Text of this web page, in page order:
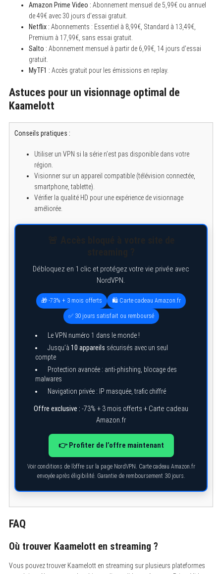
Amazon Prime Video : Abonnement mensuel de 5,99€ ou annuel
de 49€ avec 30 jours d’essai gratuit.
Netflix : Abonnements : Essentiel à 8,99€, Standard à 13,49€,
Premium à 17,99€, sans essai gratuit.
Salto : Abonnement mensuel à partir de 6,99€, 14 jours d’essai
gratuit.
MyTF1 : Accès gratuit pour les émissions en replay.
Astuces pour un visionnage optimal de
Kaamelott
Conseils pratiques :
Utiliser un VPN si la série n’est pas disponible dans votre
région.
Visionner sur un appareil compatible (télévision connectée,
smartphone, tablette).
Vérifier la qualité HD pour une expérience de visionnage
améliorée.
Débloquez en 1 clic et protégez votre vie privée avec
NordVPN.
🎁 -73% + 3 mois offerts 🛍️ Carte cadeau Amazon.fr
✅ 30 jours satisfait ou remboursé
Le VPN numéro 1 dans le monde !
Jusqu’à 10 appareils sécurisés avec un seul
compte
Protection avancée : anti-phishing, blocage des
malwares
Navigation privée : IP masquée, trafic chiffré
Offre exclusive : -73% + 3 mois offerts + Carte cadeau
Amazon.fr
👉 Profiter de l’offre maintenant
Voir conditions de l’offre sur la page NordVPN. Carte cadeau Amazon.fr
envoyée après éligibilité. Garantie de remboursement 30 jours.
FAQ
Où trouver Kaamelott en streaming ?
Vous pouvez trouver Kaamelott en streaming sur plusieurs plateformes
e